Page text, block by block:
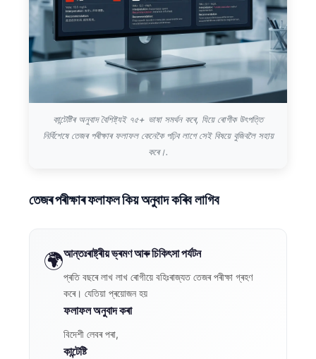
কান্টেষ্টিৰ অনুবাদ বৈশিষ্ট্যই ৭৫+ ভাষা সমৰ্থন কৰে, যিয়ে ৰোগীক উৎপত্তি
নিৰ্বিশেষে তেজৰ পৰীক্ষাৰ ফলাফল কেনেকৈ পঢ়িব লাগে সেই বিষয়ে বুজিবলৈ সহায়
কৰে।.
তেজৰ পৰীক্ষাৰ ফলাফল কিয় অনুবাদ কৰিব লাগিব
🌍আন্তঃৰাষ্ট্ৰীয় ভ্ৰমণ আৰু চিকিৎসা পৰ্যটন
প্ৰতি বছৰে লাখ লাখ ৰোগীয়ে বহিঃৰাজ্যত তেজৰ পৰীক্ষা গ্ৰহণ
কৰে। যেতিয়া প্ৰয়োজন হয়
ফলাফল অনুবাদ কৰা
বিদেশী লেবৰ পৰা,
কান্টেষ্টি